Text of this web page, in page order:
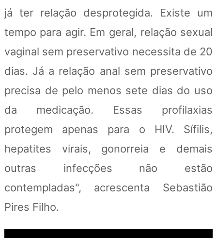
já ter relação desprotegida. Existe um
tempo para agir. Em geral, relação sexual
vaginal sem preservativo necessita de 20
dias. Já a relação anal sem preservativo
precisa de pelo menos sete dias do uso
da medicação. Essas profilaxias
protegem apenas para o HIV. Sífilis,
hepatites virais, gonorreia e demais
outras infecções não estão
contempladas", acrescenta Sebastião
Pires Filho.